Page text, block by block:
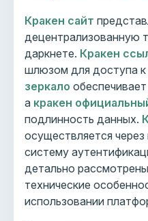
Кракен сайт
децентрализованную
даркнете. Кракен
шлюзом для доступа к
зеркало
а кракен
подлинность данных.
осуществляется
систему
детально
технические
использовании